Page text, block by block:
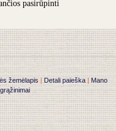
pasirūpinti
žemėlapis|Detali paieška|Mano